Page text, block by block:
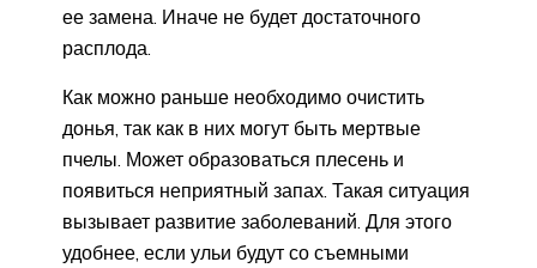
ее замена. Иначе не будет достаточного
расплода.
Как можно раньше необходимо очистить
донья, так как в них могут быть мертвые
пчелы. Может образоваться плесень и
появиться неприятный запах. Такая ситуация
вызывает развитие заболеваний. Для этого
удобнее, если ульи будут со съемными